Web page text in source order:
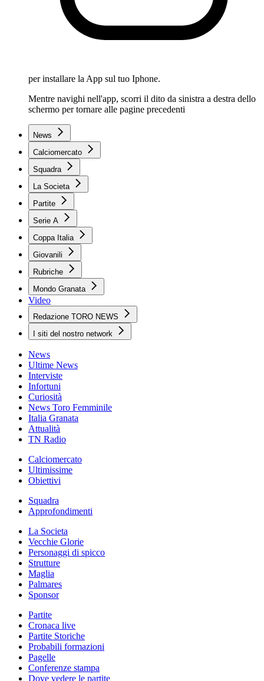
per installare la App sul tuo Iphone.
Mentre navighi nell'app, scorri il dito da sinistra a destra dello
schermo per tornare alle pagine precedenti
News
Calciomercato
Squadra
La Societa
Partite
Serie A
Coppa Italia
Giovanili
Rubriche
Mondo Granata
Video
Redazione TORO NEWS
I siti del nostro network
News
Ultime News
Interviste
Infortuni
Curiosità
News Toro Femminile
Italia Granata
Attualità
TN Radio
Calciomercato
Ultimissime
Obiettivi
Squadra
Approfondimenti
La Societa
Vecchie Glorie
Personaggi di spicco
Strutture
Maglia
Palmares
Sponsor
Partite
Cronaca live
Partite Storiche
Probabili formazioni
Pagelle
Conferenze stampa
Dove vedere le partite